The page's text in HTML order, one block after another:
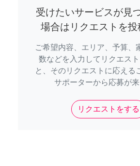
受けたいサービスが見
場合はリクエストを投
ご希望内容、エリア、予算、
数などを入力してリクエス
と、そのリクエストに応える
サポーターから応募が来
リクエストをする